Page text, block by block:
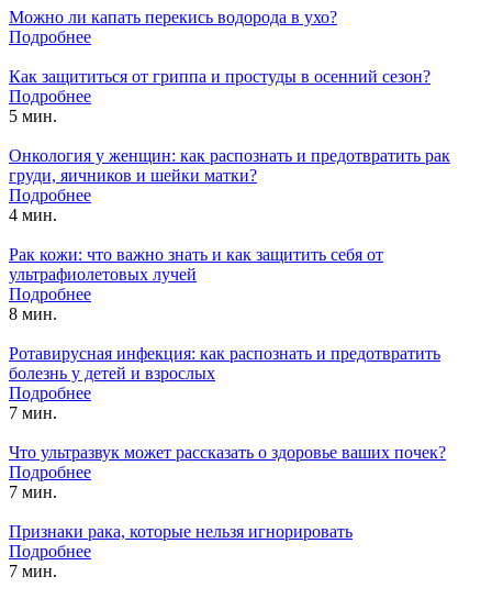
Можно ли капать перекись водорода в ухо?
Подробнее
Как защититься от гриппа и простуды в осенний сезон?
Подробнее
5 мин.
Онкология у женщин: как распознать и предотвратить рак
груди, яичников и шейки матки?
Подробнее
4 мин.
Рак кожи: что важно знать и как защитить себя от
ультрафиолетовых лучей
Подробнее
8 мин.
Ротавирусная инфекция: как распознать и предотвратить
болезнь у детей и взрослых
Подробнее
7 мин.
Что ультразвук может рассказать о здоровье ваших почек?
Подробнее
7 мин.
Признаки рака, которые нельзя игнорировать
Подробнее
7 мин.